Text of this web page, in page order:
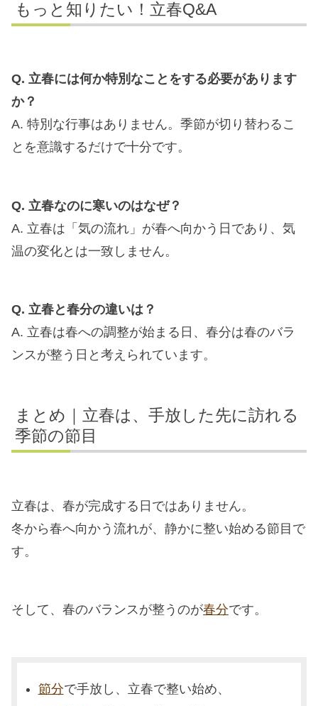
もっと知りたい！立春Q&A
Q. 立春には何か特別なことをする必要があります
か？
A. 特別な行事はありません。季節が切り替わるこ
とを意識するだけで十分です。
Q. 立春なのに寒いのはなぜ？
A. 立春は「気の流れ」が春へ向かう日であり、気
温の変化とは一致しません。
Q. 立春と春分の違いは？
A. 立春は春への調整が始まる日、春分は春のバラ
ンスが整う日と考えられています。
まとめ｜立春は、手放した先に訪れる
季節の節目
立春は、春が完成する日ではありません。
冬から春へ向かう流れが、静かに整い始める節目で
す。
そして、春のバランスが整うのが春分です。
節分で手放し、立春で整い始め、